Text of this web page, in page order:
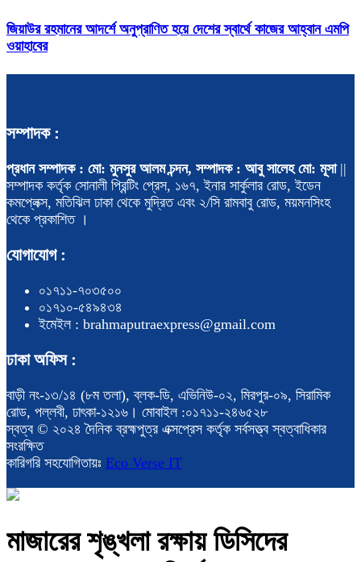
জিয়াউর রহমানের আদর্শে অনুপ্রাণিত হয়ে দেশের স্বার্থে কাজের আহ্বান এমপি
ওয়াহাবের
সম্পাদক :
প্রধান সম্পাদক : মো: মুনসুর আলম চন্দন, সম্পাদক : আবু সালেহ মো: মূসা||
সম্পাদক কর্তৃক সোনালী প্রিন্টিং প্রেস, ১৬৭, ইনার সার্কুলার রোড, ইডেন
কমপ্লেক্স, মতিঝিল ঢাকা থেকে মুদ্রিত এবং ২/সি রামবাবু রোড, ময়মনসিংহ
থেকে প্রকাশিত ।
যোগাযোগ :
০১৭১১-৭০৩৫০০
০১৭১০-৫৪৯৪৩৪
ইমেইল : brahmaputraexpress@gmail.com
ঢাকা অফিস :
বাড়ী নং-১৩/১৪ (৮ম তলা), ব্লক-ডি, এভিনিউ-০২, মিরপুর-০৯, সিরামিক
রোড, পল্লবী, ঢাৎকা-১২১৬। মোবাইল :০১৭১১-২৪৬৫২৮
স্বত্ব © ২০২৪ দৈনিক ব্রহ্মপুত্র এক্সপ্রেস কর্তৃক সর্বসত্ত্ব স্বত্বাধিকার
সংরক্ষিত
কারিগরি সহযোগিতায়ঃ Eco Verse IT
মাজারের শৃঙ্খলা রক্ষায় ডিসিদের